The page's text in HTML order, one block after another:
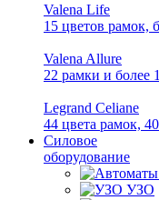
Valena Life
15 цветов рамок,
Valena Allure
22 рамки и более
Legrand Celiane
44 цвета рамок,
Силовое
оборудование
УЗО